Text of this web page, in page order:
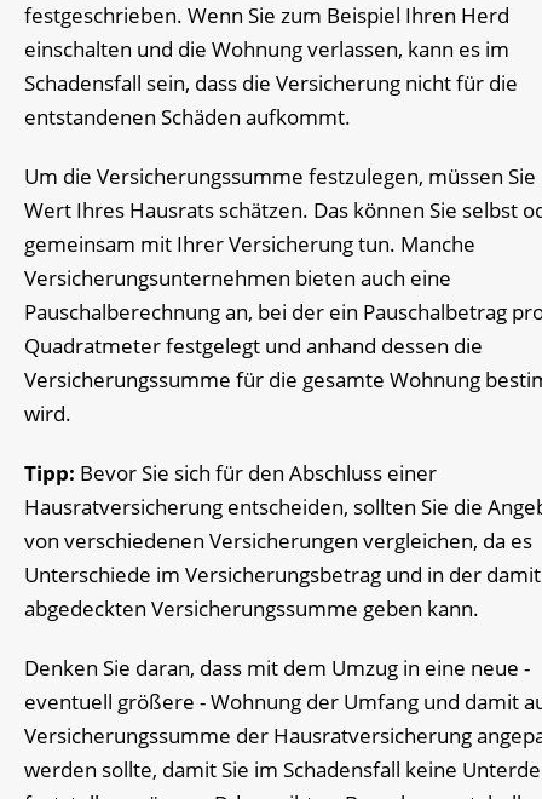
festgeschrieben. Wenn Sie zum Beispiel Ihren Herd
einschalten und die Wohnung verlassen, kann es im
Schadensfall sein, dass die Versicherung nicht für die
entstandenen Schäden aufkommt.
Um die Versicherungssumme festzulegen, müssen Sie
Wert Ihres Hausrats schätzen. Das können Sie selbst
gemeinsam mit Ihrer Versicherung tun. Manche
Versicherungsunternehmen bieten auch eine
Pauschalberechnung an, bei der ein Pauschalbetrag
Quadratmeter festgelegt und anhand dessen die
Versicherungssumme für die gesamte Wohnung
wird.
Tipp: Bevor Sie sich für den Abschluss einer
Hausratversicherung entscheiden, sollten Sie die
von verschiedenen Versicherungen vergleichen, da es
Unterschiede im Versicherungsbetrag und in der damit
abgedeckten Versicherungssumme geben kann.
Denken Sie daran, dass mit dem Umzug in eine neue -
eventuell größere - Wohnung der Umfang und damit
Versicherungssumme der Hausratversicherung
werden sollte, damit Sie im Schadensfall keine